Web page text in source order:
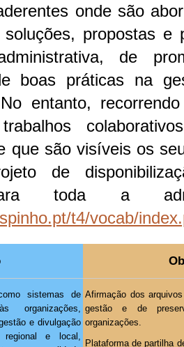
onde são
propostas e
de
boas práticas na
entanto,
que são visíveis os
de
toda a
t4/vocab/
sistemas de
organizações,
e divulgação
regional e local,
Afirmação dos
gestão e de
organizações.
Plataforma de partilha